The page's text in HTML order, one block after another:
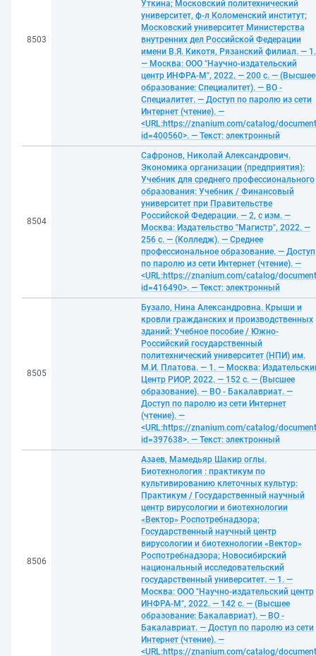
8503
Уткина; Московский политехнический
университет, ф-л Коломенский институт;
Московский университет Министерства
внутренних дел Российской Федерации
имени В.Я. Кикотя, Рязанский филиал. — 1.
— Москва: ООО "Научно-издательский
центр ИНФРА-М", 2022. — 200 с. — (Высшее
образование: Специалитет). — ВО -
Специалитет. — Доступ по паролю из сети
Интернет (чтение). —
<URL:https://znanium.com/catalog/
id=400560>. — Текст: электронный
8504
Сафронов, Николай Александрович.
Экономика организации (предприятия):
Учебник для среднего профессионального
образования: Учебник / Финансовый
университет при Правительстве
Российской Федерации. — 2, с изм. —
Москва: Издательство "Магистр", 2022. —
256 с. — (Колледж). — Среднее
профессиональное образование. — Доступ
по паролю из сети Интернет (чтение). —
<URL:https://znanium.com/catalog/
id=416490>. — Текст: электронный
8505
Бузало, Нина Александровна. Крыши и
кровли гражданских и производственных
зданий: Учебное пособие / Южно-
Российский государственный
политехнический университет (НПИ) им.
М.И. Платова. — 1. — Москва:
Центр РИОР, 2022. — 152 с. — (Высшее
образование). — ВО - Бакалавриат. —
Доступ по паролю из сети Интернет
(чтение). —
<URL:https://znanium.com/catalog/
id=397638>. — Текст: электронный
8506
Азаев, Мамедьяр Шакир оглы.
Биотехнология : практикум по
культивированию клеточных культур:
Практикум / Государственный научный
центр вирусологии и биотехнологии
«Вектор» Роспотребнадзора;
Государственный научный центр
вирусологии и биотехнологии «Вектор»
Роспотребнадзора; Новосибирский
национальный исследовательский
государственный университет. — 1. —
Москва: ООО "Научно-издательский центр
ИНФРА-М", 2022. — 142 с. — (Высшее
образование: Бакалавриат). — ВО -
Бакалавриат. — Доступ по паролю из сети
Интернет (чтение). —
<URL:https://znanium.com/catalog/